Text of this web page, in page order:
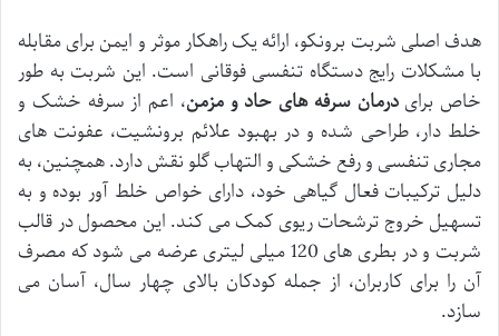
هدف اصلی شربت برونکو، ارائه یک راهکار موثر و ایمن برای مقابله
با مشکلات رایج دستگاه تنفسی فوقانی است. این شربت به طور
خاص برایدرمان سرفه های حاد و مزمن، اعم از سرفه خشک و
خلط دار، طراحی شده و در بهبود علائم برونشیت، عفونت های
مجاری تنفسی و رفع خشکی و التهاب گلو نقش دارد. همچنین، به
دلیل ترکیبات فعال گیاهی خود، دارای خواص خلط آور بوده و به
تسهیل خروج ترشحات ریوی کمک می کند. این محصول در قالب
شربت و در بطری های 120 میلی لیتری عرضه می شود که مصرف
آن را برای کاربران، از جمله کودکان بالای چهار سال، آسان می
سازد.